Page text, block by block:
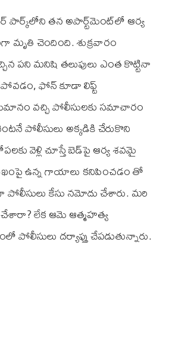
పార్క్‌లోని తన అపార్ట్‌మెంట్‌లో ఆర్య
మృతి చెందింది. శుక్రవారం
పని మనిషి తలుపులు ఎంత కొట్టినా
ఫోన్ కూడా లిఫ్ట్
వచ్చి పోలీసులకు సమాచారం
పోలీసులు అక్కడికి చేరుకొని
వెళ్లి చూస్తే బెడ్‌పై ఆర్య శవమై
ఉన్న గాయాలు కనిపించడం తో
కేసు నమోదు చేశారు. మరి
లేక ఆమె ఆత్మహత్య
పోలీసులు దర్యాప్తు చేపడుతున్నారు.